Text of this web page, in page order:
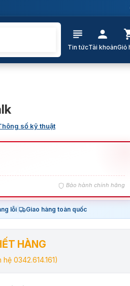
Tin tứcTài khoảnGiỏ
số kỹ thuật
Bảo hành chính hãng
lỗi| Giao hàng toàn quốc
HÀNG
0342.614.161)